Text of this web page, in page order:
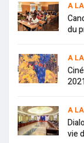
A
du
A
A
vie